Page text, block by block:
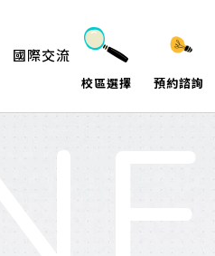
國際交流
校區選擇 預約諮詢